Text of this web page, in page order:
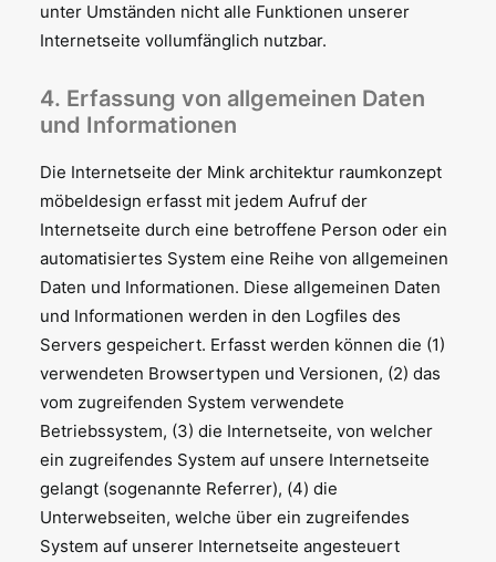
unter Umständen nicht alle Funktionen unserer
Internetseite vollumfänglich nutzbar.
4. Erfassung von allgemeinen Daten
und Informationen
Die Internetseite der Mink architektur raumkonzept
möbeldesign erfasst mit jedem Aufruf der
Internetseite durch eine betroffene Person oder ein
automatisiertes System eine Reihe von allgemeinen
Daten und Informationen. Diese allgemeinen Daten
und Informationen werden in den Logfiles des
Servers gespeichert. Erfasst werden können die (1)
verwendeten Browsertypen und Versionen, (2) das
vom zugreifenden System verwendete
Betriebssystem, (3) die Internetseite, von welcher
ein zugreifendes System auf unsere Internetseite
gelangt (sogenannte Referrer), (4) die
Unterwebseiten, welche über ein zugreifendes
System auf unserer Internetseite angesteuert